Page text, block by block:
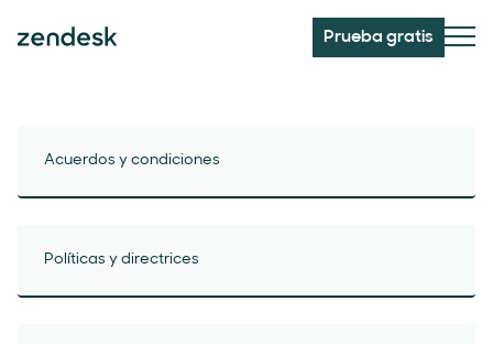
Prueba gratis
Acuerdos y condiciones
Políticas y directrices